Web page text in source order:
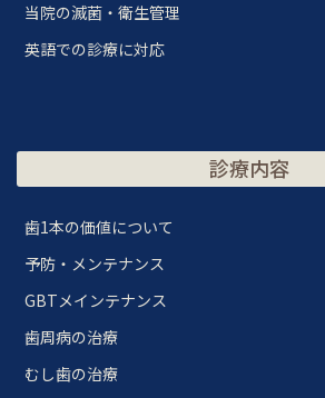
当院の滅菌・衛生管理
英語での診療に対応
診療内容
歯1本の価値について
予防・メンテナンス
GBTメインテナンス
歯周病の治療
むし歯の治療